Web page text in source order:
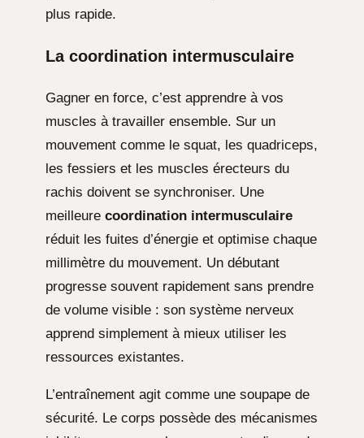
plus rapide.
La coordination intermusculaire
Gagner en force, c’est apprendre à vos
muscles à travailler ensemble. Sur un
mouvement comme le squat, les quadriceps,
les fessiers et les muscles érecteurs du
rachis doivent se synchroniser. Une
meilleure coordination intermusculaire
réduit les fuites d’énergie et optimise chaque
millimètre du mouvement. Un débutant
progresse souvent rapidement sans prendre
de volume visible : son système nerveux
apprend simplement à mieux utiliser les
ressources existantes.
L’entraînement agit comme une soupape de
sécurité. Le corps possède des mécanismes